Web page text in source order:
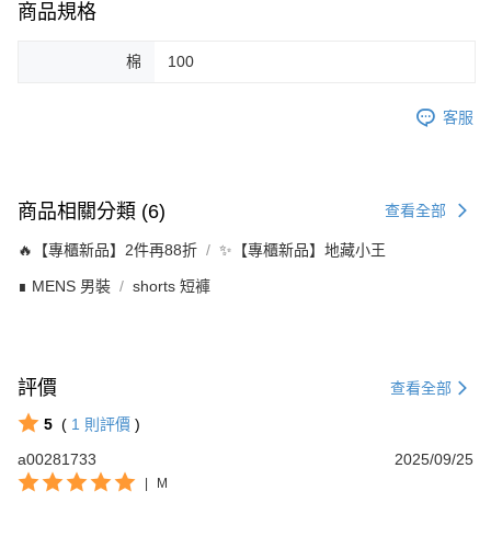
商品規格
棉 100
客服
商品相關分類 (6) 查看全部
🔥【專櫃新品】2件再88折 ✨【專櫃新品】地藏小王
∎ MENS 男裝 shorts 短褲
評價 查看全部
5 ( 1 則評價 )
a00281733
2025/09/25
M